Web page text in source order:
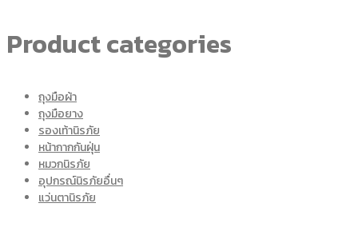
Product categories
ถุงมือผ้า
ถุงมือยาง
รองเท้านิรภัย
หน้ากากกันฝุ่น
หมวกนิรภัย
อุปกรณ์นิรภัยอื่นๆ
แว่นตานิรภัย